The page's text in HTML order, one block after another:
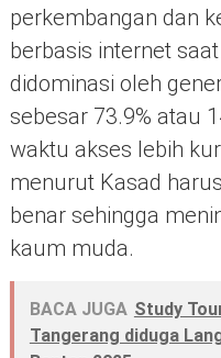
perkembangan dan
berbasis internet
didominasi oleh
sebesar 73.9% atau
waktu akses lebih
menurut Kasad
benar sehingga
kaum muda.
BACA JUGA Study
Tangerang diduga